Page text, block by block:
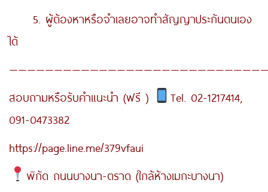
5. ผู้ต้องหาหรือจำเลยอาจทำสัญญาประกันตนเอง
ได้
สอบถามหรือรับคำแนะนำ (ฟรี )
Tel. 02-1217414,
091-0473382
https://page.line.me/379vfaui
พิกัด ถนนบางนา-ตราด (ใกล้ห้างเมกะบางนา)